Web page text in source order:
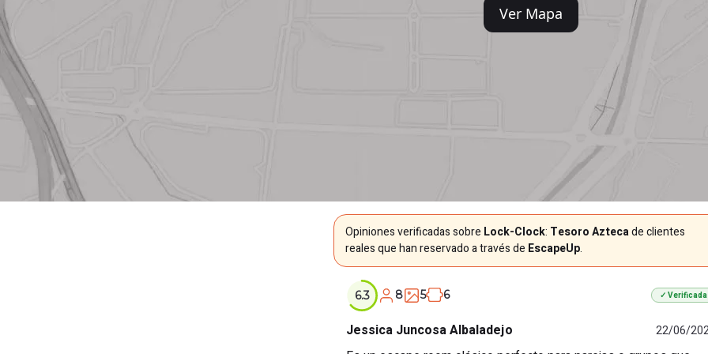
Ver Mapa
Opiniones verificadas sobre Lock-Clock: Tesoro Aztecade clientes
reales que han reservado a través de EscapeUp.
6.3 8 5 6 ✓ Verificada
Jessica Juncosa Albaladejo 22/06/